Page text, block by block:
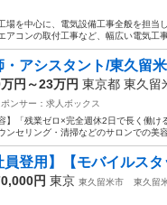
場を中心に、電気設備工事全般を担当
アコンの取付工事など、幅広い電気工
・アシスタント/東久留
円～23万円 東京都 東久留
ポンサー：求人ボックス
】「残業ゼロ×完全週休2日で長く働
ンセリング・清掃などのサロンでの美
員登用】【モバイルスタ
円 東京 東久留米市 東久留